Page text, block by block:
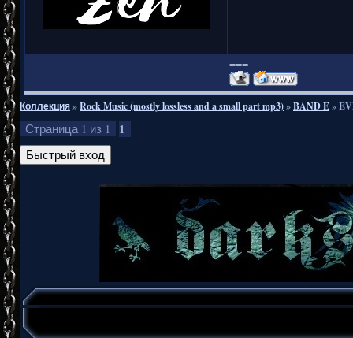
===
Коллекция»Rock Music (mostly lossless and a small part mp3)»BAND E»
Страница 1 из 1 1